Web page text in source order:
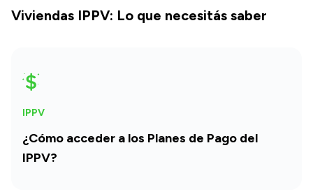
Viviendas IPPV: Lo que necesitás saber
¿Cómo acceder a los Planes de Pago del
IPPV?
IPPV